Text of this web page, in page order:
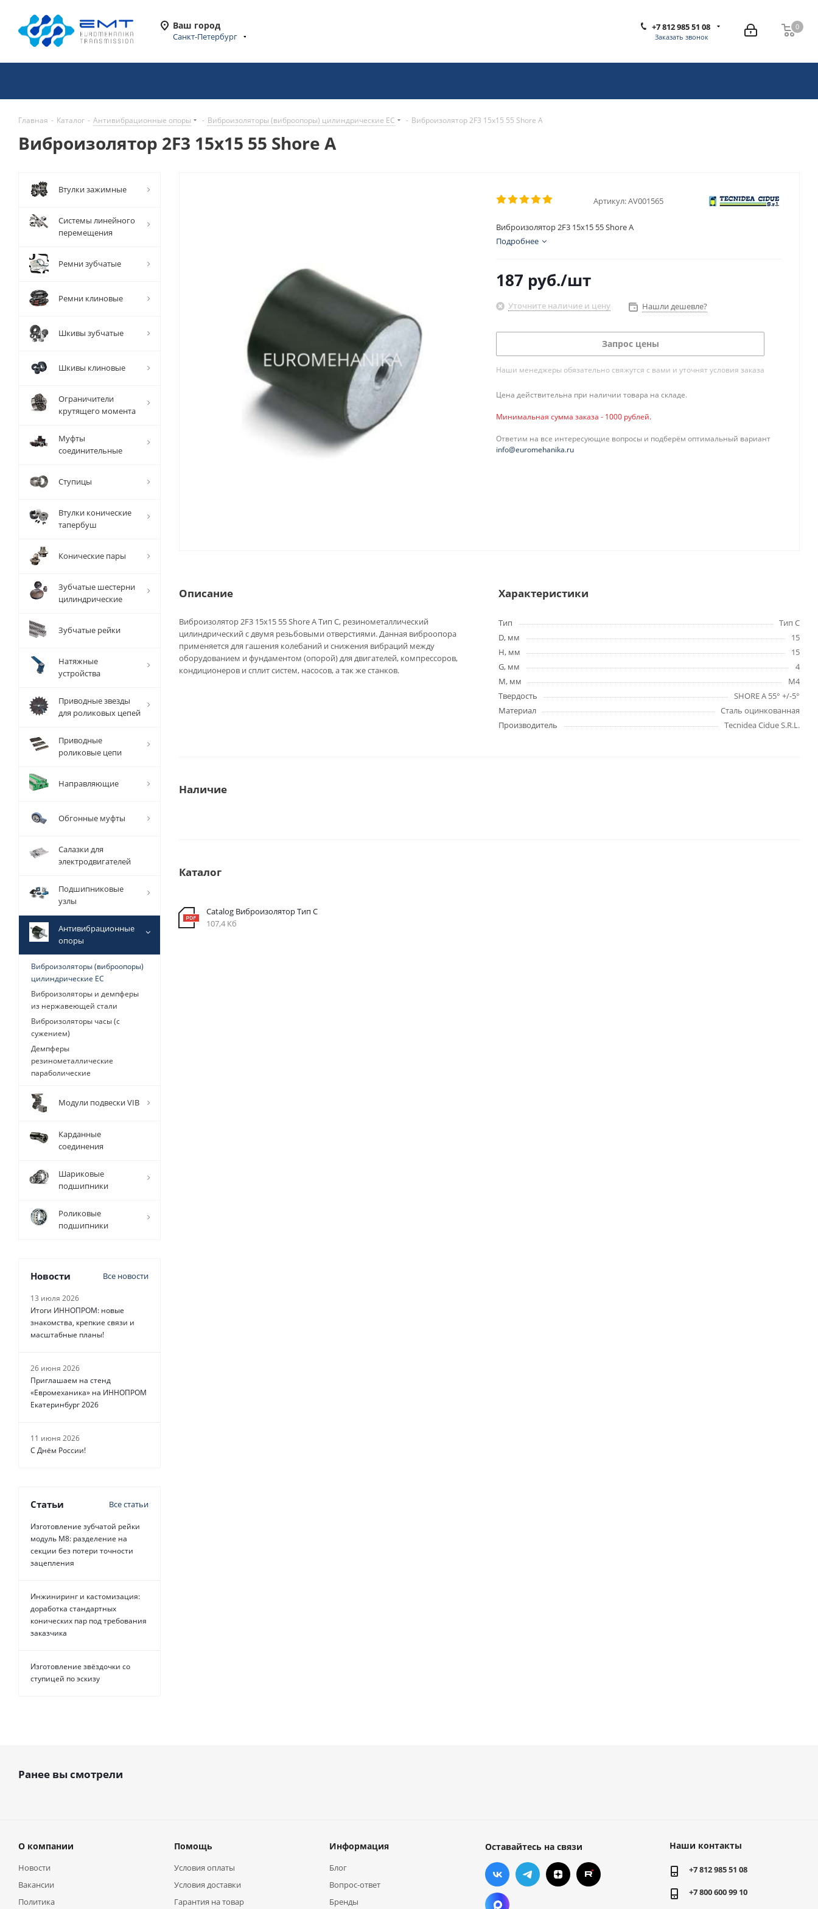
Ваш город
Санкт-Петербург
0
0
+7 812 985 51 08
Заказать звонок
Главная - Каталог - Антивибрационные опоры - Виброизоляторы (виброопоры) цилиндрические EC - Виброизолятор 2F3 15x15 55 Shore A
Виброизолятор 2F3 15x15 55 Shore A
Артикул:AV001565
Виброизолятор 2F3 15x15 55 Shore A
Подробнее
187 руб./шт
Уточните наличие и цену Нашли дешевле?
Запрос цены
Наши менеджеры обязательно свяжутся с вами и уточнят условия заказа
Цена действительна при наличии товара на складе.
Минимальная сумма заказа - 1000 рублей.
Ответим на все интересующие вопросы и подберём оптимальный вариант
info@euromehanika.ru
Описание
Виброизолятор 2F3 15x15 55 Shore A Тип C, резинометаллический
цилиндрический с двумя резьбовыми отверстиями. Данная виброопора
применяется для гашения колебаний и снижения вибраций между
оборудованием и фундаментом (опорой) для двигателей, компрессоров,
кондиционеров и сплит систем, насосов, а так же станков.
Характеристики
Тип
Тип C
D, мм
15
H, мм
15
G, мм
4
M, мм
M4
Твердость
SHORE A 55° +/-5°
Материал
Сталь оцинкованная
Производитель
Tecnidea Cidue S.R.L.
Наличие
Каталог
Catalog Виброизолятор Тип C
107,4 Кб
Втулки зажимные
Системы линейного
перемещения
Ремни зубчатые
Ремни клиновые
Шкивы зубчатые
Шкивы клиновые
Ограничители
крутящего момента
Муфты
соединительные
Ступицы
Втулки конические
тапербуш
Конические пары
Зубчатые шестерни
цилиндрические
Зубчатые рейки
Натяжные
устройства
Приводные звезды
для роликовых цепей
Приводные
роликовые цепи
Направляющие
Обгонные муфты
Салазки для
электродвигателей
Подшипниковые
узлы
Антивибрационные
опоры
Виброизоляторы (виброопоры)
цилиндрические EC
Виброизоляторы и демпферы
из нержавеющей стали
Виброизоляторы часы (с
сужением)
Демпферы
резинометаллические
параболические
Модули подвески VIB
Карданные
соединения
Шариковые
подшипники
Роликовые
подшипники
Новости Все новости
13 июля 2026
Итоги ИННОПРОМ: новые
знакомства, крепкие связи и
масштабные планы!
26 июня 2026
Приглашаем на стенд
«Евромеханика» на ИННОПРОМ
Екатеринбург 2026
11 июня 2026
С Днём России!
Статьи Все статьи
Изготовление зубчатой рейки
модуль М8: разделение на
секции без потери точности
зацепления
Инжиниринг и кастомизация:
доработка стандартных
конических пар под требования
заказчика
Изготовление звёздочки со
ступицей по эскизу
Ранее вы смотрели
О компании
Новости
Вакансии
Политика
Помощь
Условия оплаты
Условия доставки
Гарантия на товар
Информация
Блог
Вопрос-ответ
Бренды
Оставайтесь на связи Наши контакты
+7 812 985 51 08
+7 800 600 99 10